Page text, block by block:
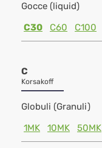
Gocce (liquid)
C30
C60 C100
C
Korsakoff
Globuli (Granuli)
1MK
10MK 50MK